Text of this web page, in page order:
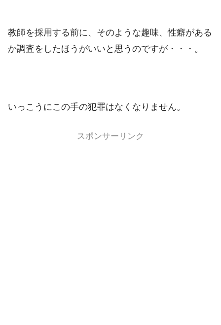
教師を採用する前に、そのような趣味、性癖がある
か調査をしたほうがいいと思うのですが・・・。
いっこうにこの手の犯罪はなくなりません。
スポンサーリンク